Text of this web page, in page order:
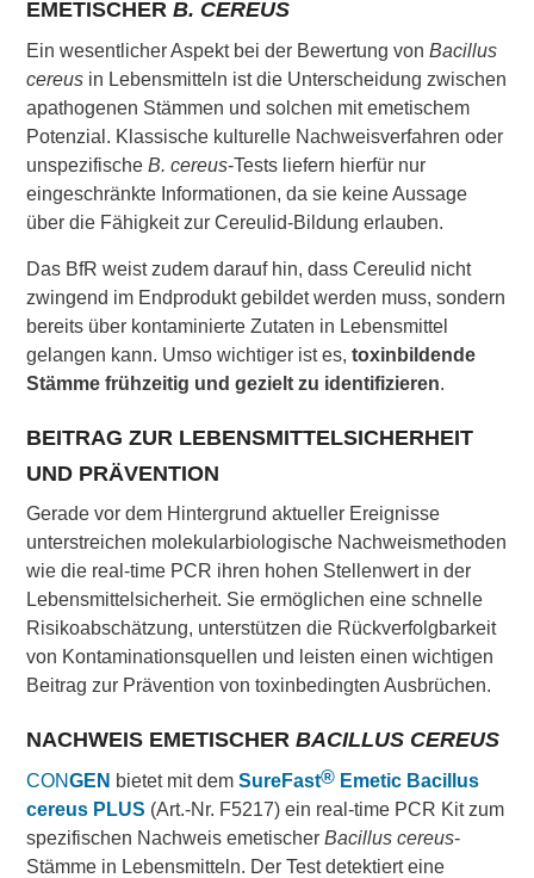
EMETISCHERB. CEREUS
Ein wesentlicher Aspekt bei der Bewertung vonBacillus
cereus in Lebensmitteln ist die Unterscheidung zwischen
apathogenen Stämmen und solchen mit emetischem
Potenzial. Klassische kulturelle Nachweisverfahren oder
unspezifischeB. cereus-Tests liefern hierfür nur
eingeschränkte Informationen, da sie keine Aussage
über die Fähigkeit zur Cereulid-Bildung erlauben.
Das BfR weist zudem darauf hin, dass Cereulid nicht
zwingend im Endprodukt gebildet werden muss, sondern
bereits über kontaminierte Zutaten in Lebensmittel
gelangen kann. Umso wichtiger ist es,toxinbildende
Stämme frühzeitig und gezielt zu identifizieren.
BEITRAG ZUR LEBENSMITTELSICHERHEIT
UND PRÄVENTION
Gerade vor dem Hintergrund aktueller Ereignisse
unterstreichen molekularbiologische Nachweismethoden
wie die real-time PCR ihren hohen Stellenwert in der
Lebensmittelsicherheit. Sie ermöglichen eine schnelle
Risikoabschätzung, unterstützen die Rückverfolgbarkeit
von Kontaminationsquellen und leisten einen wichtigen
Beitrag zur Prävention von toxinbedingten Ausbrüchen.
NACHWEIS EMETISCHERBACILLUS CEREUS
CONGEN bietet mit demSureFast® Emetic Bacillus
cereus PLUS (Art.-Nr. F5217) ein real-time PCR Kitzum
spezifischen Nachweis emetischerBacillus cereus-
Stämme in Lebensmitteln. Der Test detektiert eine